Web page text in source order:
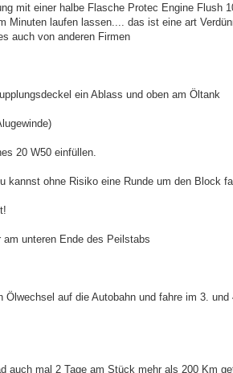
mit einer halbe Flasche Protec Engine Flush
Minuten laufen lassen.... das ist eine art
auch von anderen Firmen
ein Ablass und oben am Öltank
20 W50 einfüllen.
kannst ohne Risiko eine Runde um den Block
unteren Ende des Peilstabs
auf die Autobahn und fahre im 3.
auch mal 2 Tage am Stück mehr als 200 Km